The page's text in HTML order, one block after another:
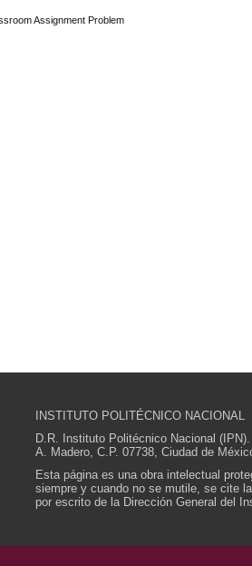
Assignment Problem
INSTITUTO POLITÉCNICO NACIONAL
D.R. Instituto Politécnico Nacional
A. Madero, C.P. 07738, Ciudad de
Esta página es una obra intelectual
siempre y cuando no se mutile, se cite
por escrito de la Dirección General del